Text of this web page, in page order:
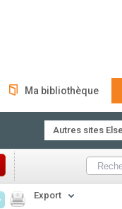
Ma bibliothèque
Autres sites
Export